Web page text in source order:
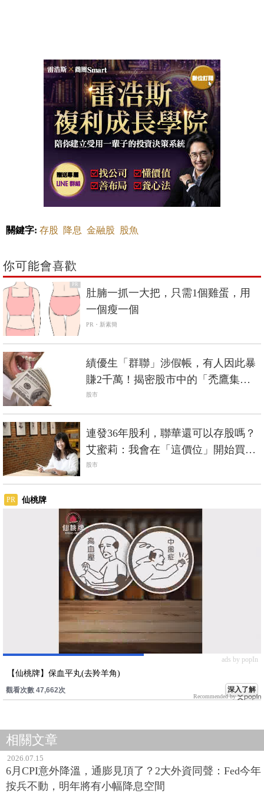
關鍵字: 存股 降息 金融股 股魚
你可能會喜歡
PR
肚腩一抓一大把，只需1個雞蛋，用
一個瘦一個
PR・新素簡
績優生「群聯」涉假帳，有人因此暴
賺2千萬！揭密股市中的「禿鷹集
團」
股市
連發36年股利，聯華還可以存股嗎？
艾蜜莉：我會在「這價位」開始買
進...
股市
PR 仙桃牌
ads by popIn
【仙桃牌】保血平丸(去羚羊角)
觀看次數 47,662次 深入了解
Recommended by
相關文章
2026.07.15
6月CPI意外降溫，通膨見頂了？2大外資同聲：Fed今年
按兵不動，明年將有小幅降息空間